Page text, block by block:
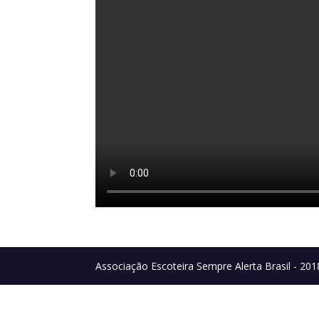
Associação Escoteira Sempre Alerta Brasil -